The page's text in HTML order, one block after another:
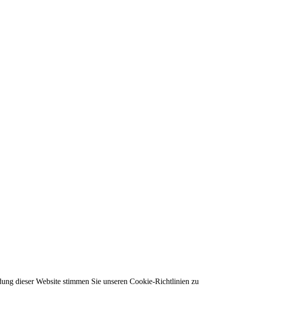
dieser Website stimmen Sie unseren Cookie-Richtlinien zu